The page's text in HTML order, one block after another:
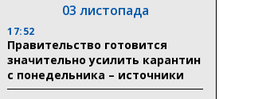
03 листопада
17:52
Правительство готовится
значительно усилить карантин
с понедельника – источники